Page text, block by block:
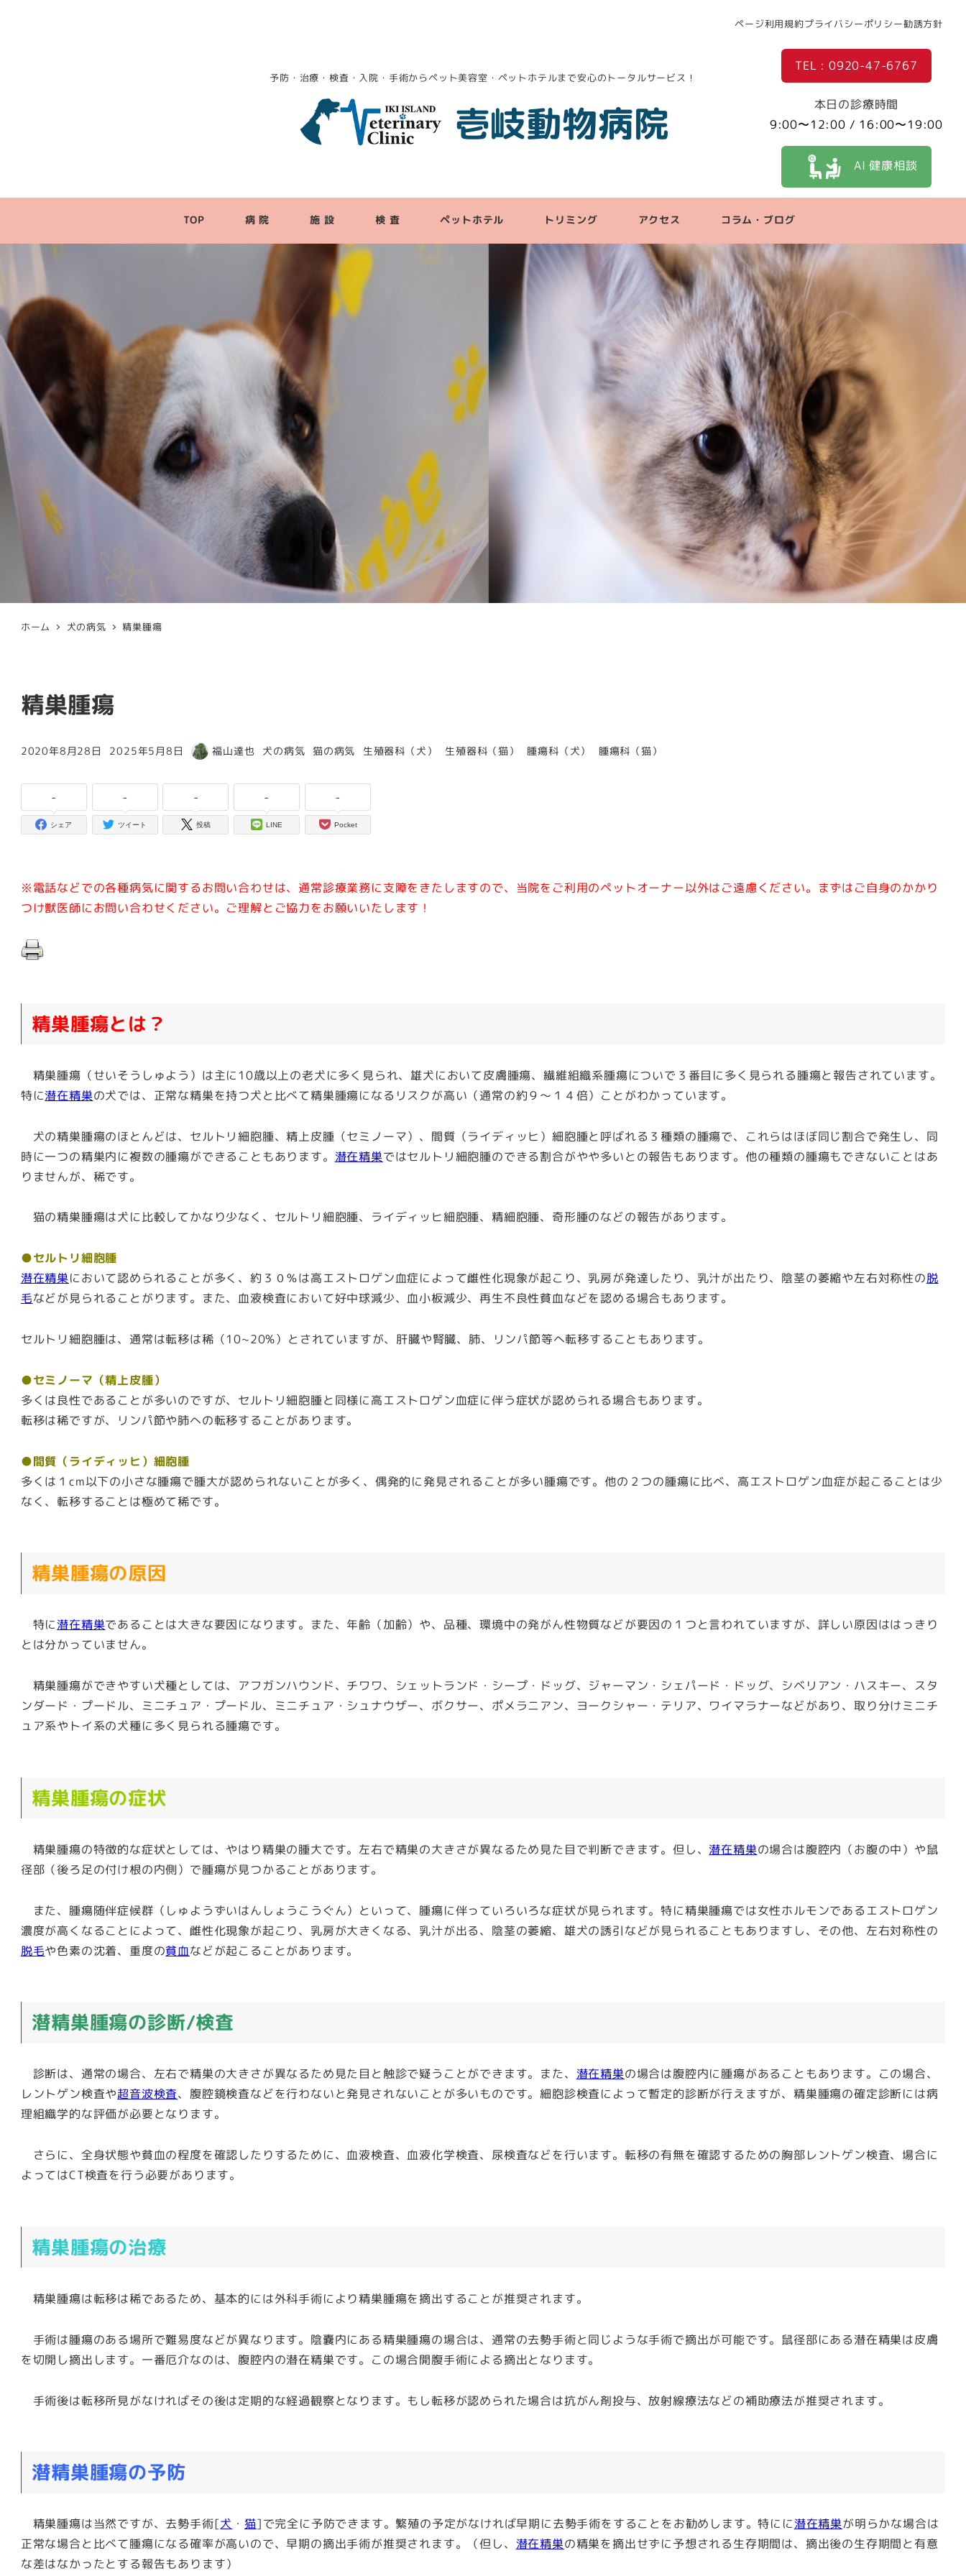
ページ利用規約プライバシーポリシー勧誘方針
予防・治療・検査・入院・手術からペット美容室・ペットホテルまで安心のトータルサービス！
壱岐動物病院
TEL : 0920-47-6767
本日の診療時間
9:00〜12:00 / 16:00〜19:00
AI 健康相談
TOP 病 院 施 設 検 査 ペットホテル トリミング アクセス コラム・ブログ
ホーム 犬の病気 精巣腫瘍
精巣腫瘍
投稿日
2020年8月28日
更新日
2025年5月8日
著
福山達也 カテゴリー
犬の病気 カテゴリー
猫の病気 カテゴリー
生殖器科（犬） カテゴリー
生殖器科（猫） カテゴリー
腫瘍科（犬） カテゴリー
腫瘍科（猫）
-
シェア
-
ツイート
-
投稿
-
LINE
-
Pocket
※電話などでの各種病気に関するお問い合わせは、通常診療業務に支障をきたしますので、当院をご利用のペットオーナー以外はご遠慮ください。 まずはご自身のかかり
つけ獣医師にお問い合わせください。ご理解とご協力をお願いいたします！
精巣腫瘍とは？
精巣腫瘍（せいそうしゅよう）は主に10歳以上の老犬に多く見られ、雄犬において皮膚腫瘍、繊維組織系腫瘍についで３番目に多く見られる腫瘍と報告されています。
特に潜在精巣の犬では、正常な精巣を持つ犬と比べて精巣腫瘍になるリスクが高い（通常の約９～１４倍）ことがわかっています。
犬の精巣腫瘍のほとんどは、セルトリ細胞腫、精上皮腫（セミノーマ）、間質（ライディッヒ）細胞腫と呼ばれる３種類の腫瘍で、これらはほぼ同じ割合で発生し、同
時に一つの精巣内に複数の腫瘍ができることもあります。 潜在精巣ではセルトリ細胞腫のできる割合がやや多いとの報告もあります。他の種類の腫瘍もできないことはあ
りませんが、稀です。
猫の精巣腫瘍は犬に比較してかなり少なく、セルトリ細胞腫、ライディッヒ細胞腫、精細胞腫、奇形腫のなどの報告があります。
●セルトリ細胞腫
潜在精巣において認められることが多く、約３０％は高エストロゲン血症によって雌性化現象が起こり、乳房が発達したり、乳汁が出たり、陰茎の萎縮や左右対称性の脱
毛などが見られることがります。また、血液検査において好中球減少、血小板減少、再生不良性貧血などを認める場合もあります。
セルトリ細胞腫は、通常は転移は稀（10~20%）とされていますが、肝臓や腎臓、肺、リンパ節等へ転移することもあります。
●セミノーマ（精上皮腫）
多くは良性であることが多いのですが、セルトリ細胞腫と同様に高エストロゲン血症に伴う症状が認められる場合もあります。
転移は稀ですが、リンパ節や肺への転移することがあります。
●間質（ライディッヒ）細胞腫
多くは１cm以下の小さな腫瘍で腫大が認められないことが多く、偶発的に発見されることが多い腫瘍です。他の２つの腫瘍に比べ、高エストロゲン血症が起こることは少
なく、転移することは極めて稀です。
精巣腫瘍の原因
特に潜在精巣であることは大きな要因になります。また、年齢（加齢）や、品種、環境中の発がん性物質などが要因の１つと言われていますが、詳しい原因ははっきり
とは分かっていません。
精巣腫瘍ができやすい犬種としては、アフガンハウンド、チワワ、シェットランド・シープ・ドッグ、ジャーマン・シェパード・ドッグ、シベリアン・ハスキー、スタ
ンダード・プードル、ミニチュア・プードル、ミニチュア・シュナウザー、ボクサー、ポメラニアン、ヨークシャー・テリア、ワイマラナーなどがあり、取り分けミニチ
ュア系やトイ系の犬種に多く見られる腫瘍です。
精巣腫瘍の症状
精巣腫瘍の特徴的な症状としては、やはり精巣の腫大です。左右で精巣の大きさが異なるため見た目で判断できます。但し、潜在精巣の場合は腹腔内（お腹の中）や鼠
径部（後ろ足の付け根の内側）で腫瘍が見つかることがあります。
また、腫瘍随伴症候群（しゅようずいはんしょうこうぐん）といって、腫瘍に伴っていろいろな症状が見られます。特に精巣腫瘍では女性ホルモンであるエストロゲン
濃度が高くなることによって、雌性化現象が起こり、乳房が大きくなる、乳汁が出る、陰茎の萎縮、雄犬の誘引などが見られることもありますし、その他、左右対称性の
脱毛や色素の沈着、重度の貧血などが起こることがあります。
潜精巣腫瘍の診断/検査
診断は、通常の場合、左右で精巣の大きさが異なるため見た目と触診で疑うことができます。また、 潜在精巣の場合は腹腔内に腫瘍があることもあります。この場合、
レントゲン検査や超音波検査、腹腔鏡検査などを行わないと発見されないことが多いものです。細胞診検査によって暫定的診断が行えますが、精巣腫瘍の確定診断には病
理組織学的な評価が必要となります。
さらに、全身状態や貧血の程度を確認したりするために、血液検査、血液化学検査、尿検査などを行います。転移の有無を確認するための胸部レントゲン検査、場合に
よってはCT検査を行う必要があります。
精巣腫瘍の治療
精巣腫瘍は転移は稀であるため、基本的には外科手術により精巣腫瘍を摘出することが推奨されます。
手術は腫瘍のある場所で難易度などが異なります。陰嚢内にある精巣腫瘍の場合は、通常の去勢手術と同じような手術で摘出が可能です。鼠径部にある潜在精巣は皮膚
を切開し摘出します。一番厄介なのは、腹腔内の潜在精巣です。この場合開腹手術による摘出となります。
手術後は転移所見がなければその後は定期的な経過観察となります。もし転移が認められた場合は抗がん剤投与、放射線療法などの補助療法が推奨されます。
潜精巣腫瘍の予防
精巣腫瘍は当然ですが、 去勢手術[犬 ・猫]で完全に予防できます。繁殖の予定がなければ早期に去勢手術をすることをお勧めします。特にに潜在精巣が明らかな場合は
正常な場合と比べて腫瘍になる確率が高いので、早期の摘出手術が推奨されます。（但し、 潜在精巣の精巣を摘出せずに予想される生存期間は、摘出後の生存期間と有意
な差はなかったとする報告もあります）